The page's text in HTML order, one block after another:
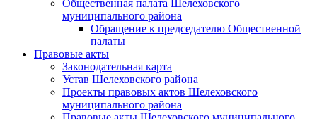
Общественная палата Шелеховского
муниципального района
Обращение к председателю Общественной
палаты
Правовые акты
Законодательная карта
Устав Шелеховского района
Проекты правовых актов Шелеховского
муниципального района